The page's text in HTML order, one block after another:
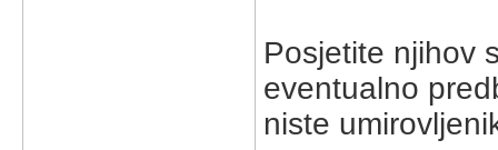
Posjetite njihov
eventualno
niste